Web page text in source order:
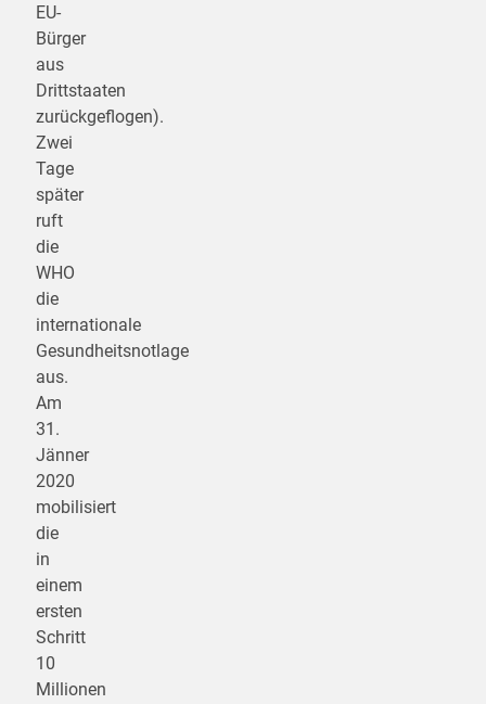
EU-
Bürger
aus
Drittstaaten
zurückgeflogen).
Zwei
Tage
später
ruft
die
WHO
die
internationale
Gesundheitsnotlage
aus.
Am
31.
Jänner
2020
mobilisiert
die
in
einem
ersten
Schritt
10
Millionen